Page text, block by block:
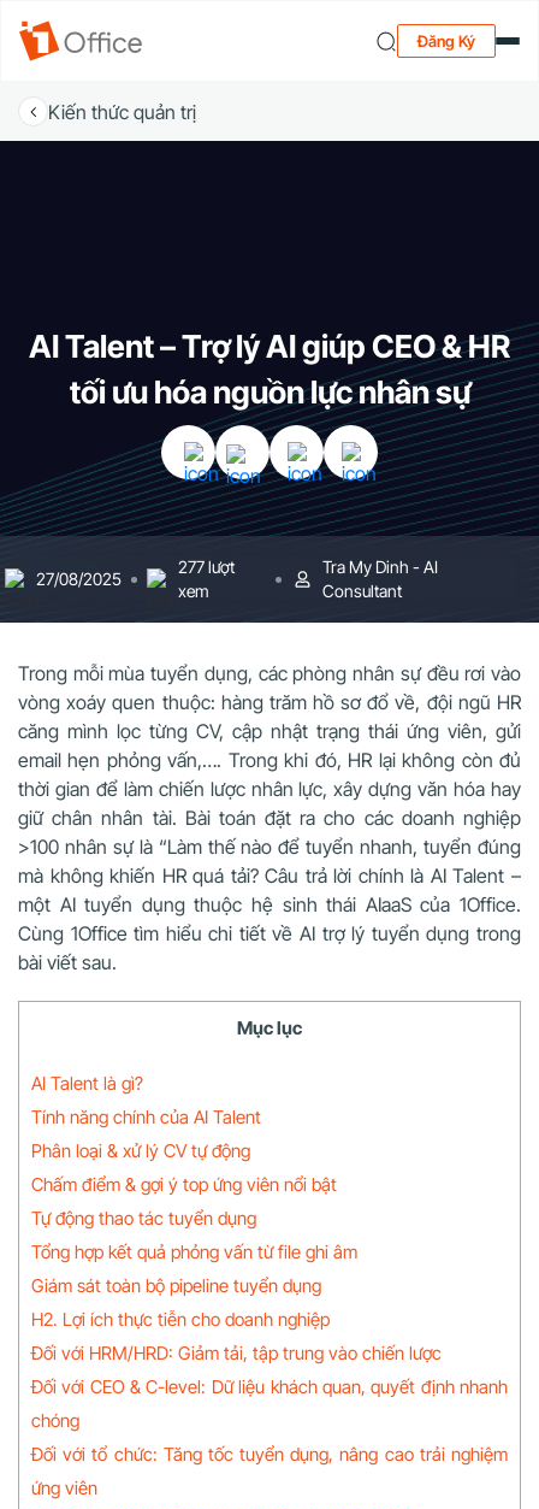
Đăng Ký
Kiến thức quản trị
AI Talent – Trợ lý AI giúp CEO & HR
tối ưu hóa nguồn lực nhân sự
27/08/2025
277 lượt
xem
Tra My Dinh - AI
Consultant
Trong mỗi mùa tuyển dụng, các phòng nhân sự đều rơi vào
vòng xoáy quen thuộc: hàng trăm hồ sơ đổ về, đội ngũ HR
căng mình lọc từng CV, cập nhật trạng thái ứng viên, gửi
email hẹn phỏng vấn,…. Trong khi đó, HR lại không còn đủ
thời gian để làm chiến lược nhân lực, xây dựng văn hóa hay
giữ chân nhân tài. Bài toán đặt ra cho các doanh nghiệp
>100 nhân sự là “Làm thế nào để tuyển nhanh, tuyển đúng
mà không khiến HR quá tải? Câu trả lời chính là AI Talent –
một AI tuyển dụng thuộc hệ sinh thái AIaaS của 1Office.
Cùng 1Office tìm hiểu chi tiết về AI trợ lý tuyển dụng trong
bài viết sau.
Mục lục
AI Talent là gì?
Tính năng chính của AI Talent
Phân loại & xử lý CV tự động
Chấm điểm & gợi ý top ứng viên nổi bật
Tự động thao tác tuyển dụng
Tổng hợp kết quả phỏng vấn từ file ghi âm
Giám sát toàn bộ pipeline tuyển dụng
H2. Lợi ích thực tiễn cho doanh nghiệp
Đối với HRM/HRD: Giảm tải, tập trung vào chiến lược
Đối với CEO & C-level: Dữ liệu khách quan, quyết định nhanh
chóng
Đối với tổ chức: Tăng tốc tuyển dụng, nâng cao trải nghiệm
ứng viên